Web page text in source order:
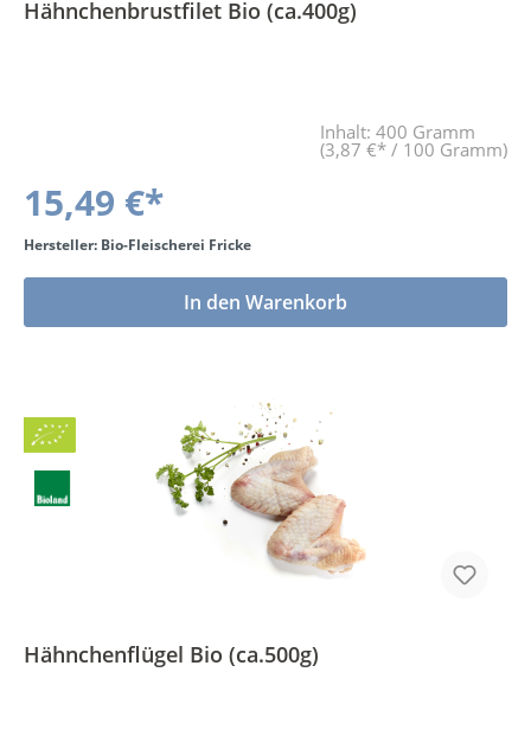
Hähnchenbrustfilet Bio (ca.400g)
Inhalt: 400 Gramm
(3,87 €* / 100 Gramm)
15,49 €*
Hersteller: Bio-Fleischerei Fricke
In den Warenkorb
Bio
BLa
Hähnchenflügel Bio (ca.500g)